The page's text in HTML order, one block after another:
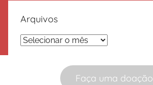
Faça uma doação
Arquivos
Arquivos